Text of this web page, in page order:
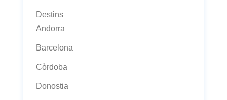
Destins
Andorra
Barcelona
Còrdoba
Donostia